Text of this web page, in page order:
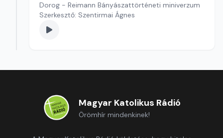
Dorog - Reimann Bányászattörténeti miniverzum
Szerkesztő: Szentirmai Ágnes
Magyar Katolikus Rádió
Örömhír mindenkinek!